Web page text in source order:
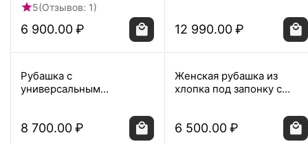
5(Отзывов: 1)
6 900.00₽ 12 990.00₽
Рубашка с
универсальным
8 700.00₽
Женская рубашка из
хлопка под запонку с
6 500.00₽